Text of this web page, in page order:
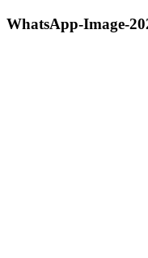
WhatsApp-Image-